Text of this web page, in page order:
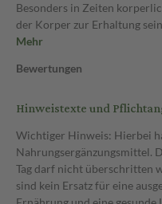
Besonders in Zeiten
der Korper zur Erhaltung
Mehr
Bewertungen
Hinweistexte und
Wichtiger Hinweis: Hierbei
Nahrungsergänzungsmittel.
Tag darf nicht überschritten
sind kein Ersatz für eine